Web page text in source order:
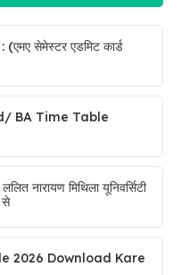
सेमेस्टर एडमिट कार्ड
BA Time Table
मिथिला यूनिवर्सिटी
से
2026 Download Kare